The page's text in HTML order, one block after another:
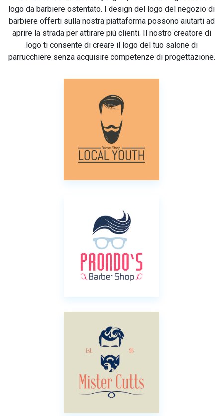
logo da barbiere ostentato. I design del logo del negozio di
barbiere offerti sulla nostra piattaforma possono aiutarti ad
aprire la strada per attirare più clienti. Il nostro creatore di
logo ti consente di creare il logo del tuo salone di
parrucchiere senza acquisire competenze di progettazione.